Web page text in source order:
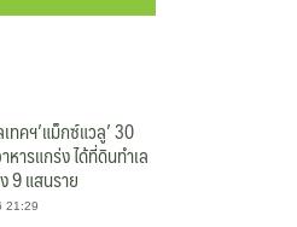
ทคฯ’แม็กซ์แวลู’ 30
หารแกร่ง ได้ที่ดินทำเล
9 แสนราย
21:29